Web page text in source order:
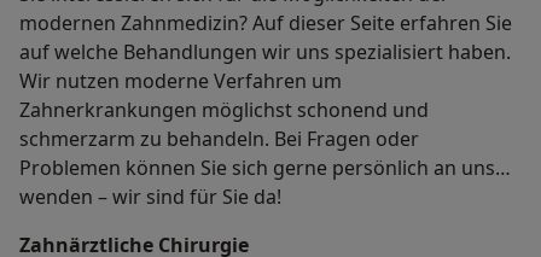
modernen Zahnmedizin? Auf dieser Seite erfahren Sie
auf welche Behandlungen wir uns spezialisiert haben.
Wir nutzen moderne Verfahren um
Zahnerkrankungen möglichst schonend und
schmerzarm zu behandeln. Bei Fragen oder
Problemen können Sie sich gerne persönlich an uns
wenden – wir sind für Sie da!
Zahnärztliche Chirurgie